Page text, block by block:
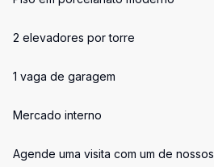
2 elevadores por torre
1 vaga de garagem
Mercado interno
Agende uma visita com um de